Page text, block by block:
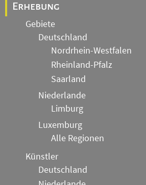
Erhebung
Gebiete
Deutschland
Nordrhein-Westfalen
Rheinland-Pfalz
Saarland
Niederlande
Limburg
Luxemburg
Alle Regionen
Künstler
Deutschland